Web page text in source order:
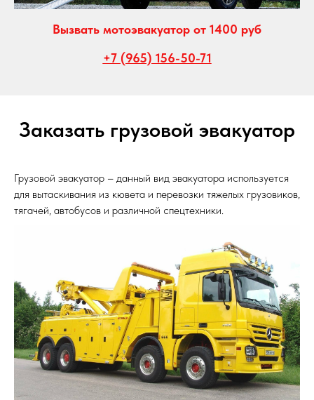
Вызвать мотоэвакуатор от 1400 руб
+7 (965) 156-50-71
Заказать грузовой эвакуатор
Грузовой эвакуатор – данный вид эвакуатора используется
для вытаскивания из кювета и перевозки тяжелых грузовиков,
тягачей, автобусов и различной спецтехники.